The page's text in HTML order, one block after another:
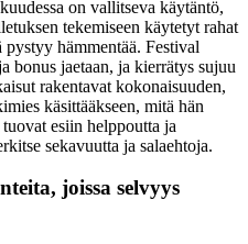
on vallitseva käytäntö,
tekemiseen käytetyt rahat
hämmentää. Festival
bonus jaetaan, ja kierrätys sujuu
rakentavat kokonaisuuden,
käsittääkseen, mitä hän
esiin helppoutta ja
sekavuutta ja salaehtoja.
joissa selvyys